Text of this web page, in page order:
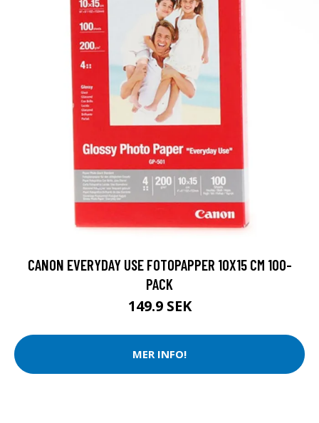
CANON EVERYDAY USE FOTOPAPPER 10X15 CM 100-
PACK
149.9 SEK
MER INFO!